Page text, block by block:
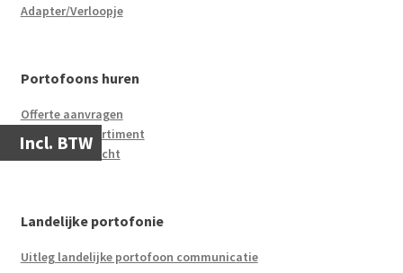
Incl. BTW
Adapter/Verloopje
Portofoons huren
Offerte aanvragen
Ons huur assortiment
Verhuur overzicht
Landelijke portofonie
Uitleg landelijke portofoon communicatie